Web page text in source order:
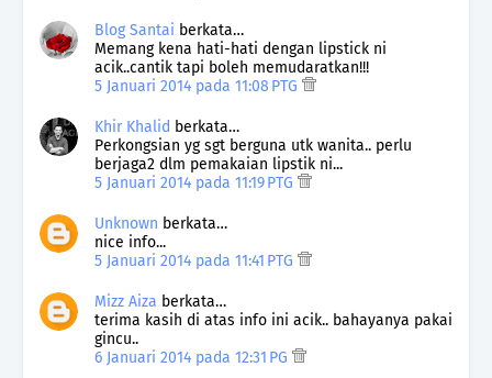
Blog Santai berkata…
Memang kena hati-hati dengan lipstick ni
acik..cantik tapi boleh memudaratkan!!!
5 Januari 2014 pada 11:08 PTG
Khir Khalid berkata…
Perkongsian yg sgt berguna utk wanita.. perlu
berjaga2 dlm pemakaian lipstik ni...
5 Januari 2014 pada 11:19 PTG
Unknown berkata…
nice info...
5 Januari 2014 pada 11:41 PTG
Mizz Aiza berkata…
terima kasih di atas info ini acik.. bahayanya pakai
gincu..
6 Januari 2014 pada 12:31 PG